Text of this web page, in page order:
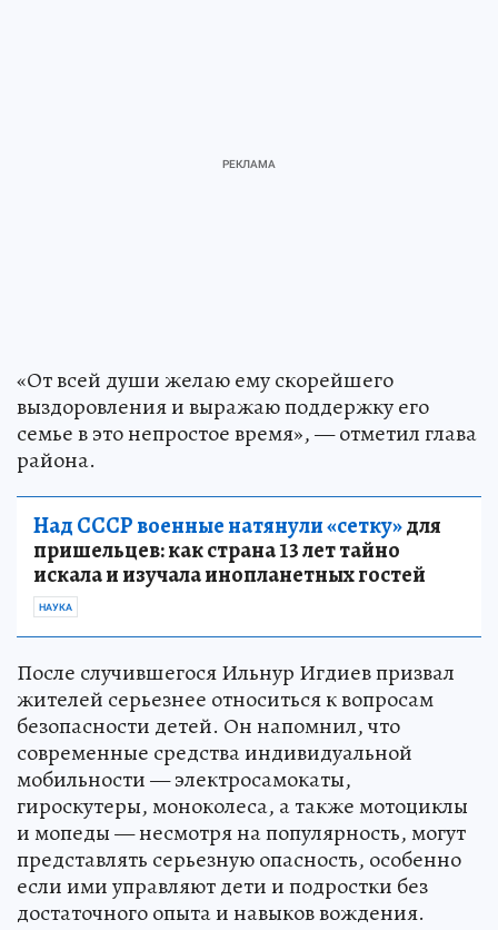
«От всей души желаю ему скорейшего
выздоровления и выражаю поддержку его
семье в это непростое время», — отметил глава
района.
Над СССР военные натянули «сетку»для
пришельцев: как страна 13 лет тайно
искала и изучала инопланетных гостей
НАУКА
После случившегося Ильнур Игдиев призвал
жителей серьезнее относиться к вопросам
безопасности детей. Он напомнил, что
современные средства индивидуальной
мобильности — электросамокаты,
гироскутеры, моноколеса, а также мотоциклы
и мопеды — несмотря на популярность, могут
представлять серьезную опасность, особенно
если ими управляют дети и подростки без
достаточного опыта и навыков вождения.